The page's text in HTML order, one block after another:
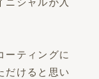
ニシャルが入
ーティングに
だけると思い